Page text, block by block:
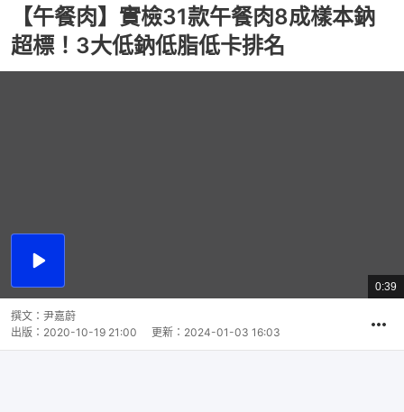
【午餐肉】實檢31款午餐肉8成樣本鈉
超標！3大低鈉低脂低卡排名
播
總
共
0:39
撰文： 尹嘉蔚
出版： 2020-10-19 21:00 更新： 2024-01-03 16:03